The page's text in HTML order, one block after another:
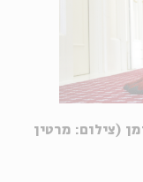
(צילום: מרטין